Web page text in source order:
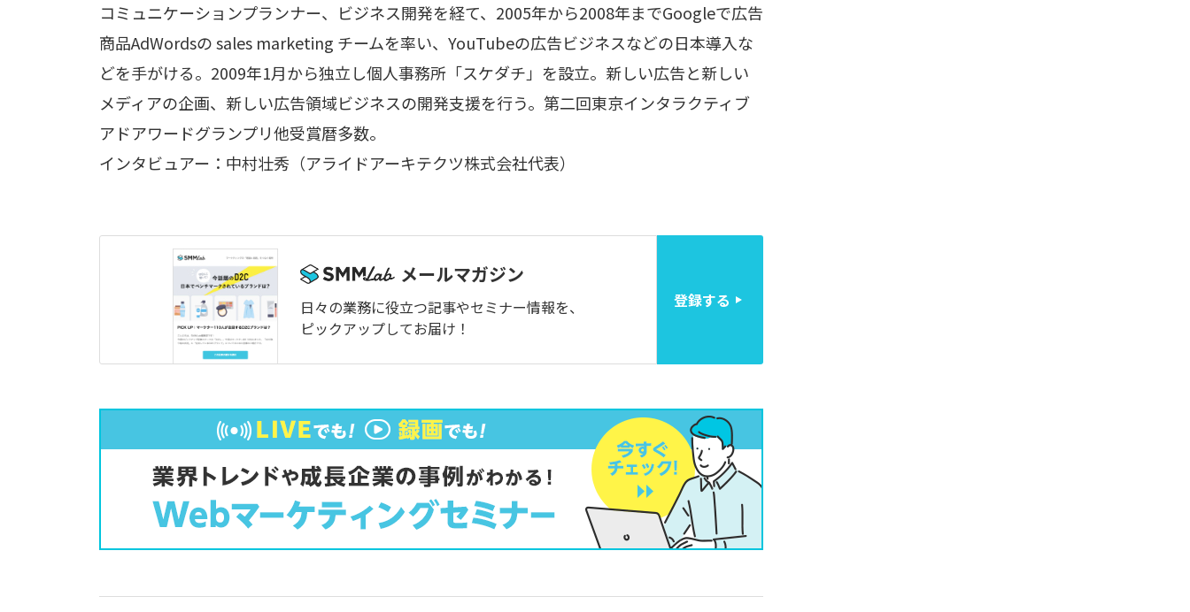
コミュニケーションプランナー、ビジネス開発を経て、2005年から2008年までGoogleで広告
商品AdWordsの sales marketing チームを率い、YouTubeの広告ビジネスなどの日本導入な
どを手がける。2009年1月から独立し個人事務所「スケダチ」を設立。新しい広告と新しい
メディアの企画、新しい広告領域ビジネスの開発支援を行う。第二回東京インタラクティブ
アドアワードグランプリ他受賞暦多数。
インタビュアー：中村壮秀（アライドアーキテクツ株式会社代表）
メールマガジン
日々の業務に役立つ記事やセミナー情報を、
ピックアップしてお届け！
登録する